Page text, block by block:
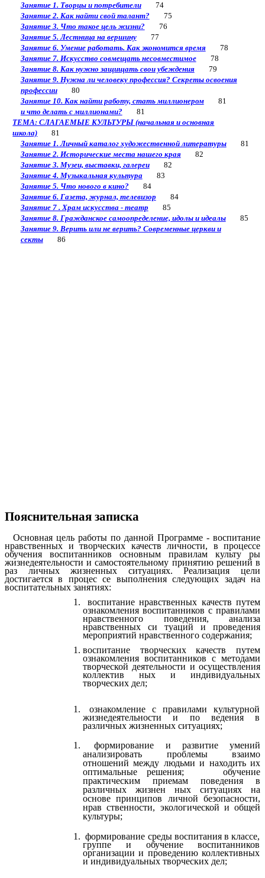
Занятие 1. Творцы и потребители74
Занятие 2. Как найти свой талант? 75
Занятие 3. Что такое цель жизни? 76
Занятие 5. Лестница на вершину77
Занятие 6. Умение работать. Как экономится время78
Занятие 7. Искусство совмещать несовместимое78
Занятие 8. Как нужно защищать свои убеждения79
Занятие 9. Нужна ли человеку профессия? Секреты освоения
профессии80
Занятие 10. Как найти работу, стать миллионером81
и что делать с миллионами? 81
ТЕМА: СЛАГАЕМЫЕ КУЛЬТУРЫ (начальная и основная
школа) 81
Занятие 1. Личный каталог художественной литературы81
Занятие 2. Исторические места нашего края82
Занятие 3. Музеи, выставки, галереи82
Занятие 4. Музыкальная культура83
Занятие 5. Что нового в кино? 84
Занятие 6. Газета, журнал, телевизор 84
Занятие 7 . Храм искусства - театр 85
Занятие 8. Гражданское самоопределение, идолы и идеалы85
Занятие 9. Верить или не верить? Современные церкви и
секты86
Пояснительная записка
Основная цель работы по данной Программе - воспитание
нравственных и творческих качеств личности, в процессе
обучения воспитанников основным правилам культу ры
жизнедеятельности и самостоятельному принятию решений в
раз личных жизненных ситуациях. Реализация цели
достигается в процес се выполнения следующих задач на
воспитательных занятиях:
воспитание нравственных качеств путем
ознакомления воспитанников с правилами
нравственного поведения, анализа
нравственных си туаций и проведения
мероприятий нравственного содержания;
воспитание творческих качеств путем
ознакомления воспитанников с методами
творческой деятельности и осуществления
коллектив ных и индивидуальных
творческих дел;
ознакомление с правилами культурной
жизнедеятельности и по ведения в
различных жизненных ситуациях;
формирование и развитие умений
анализировать проблемы взаимо
отношений между людьми и находить их
оптимальные решения; обучение
практическим приемам поведения в
различных жизнен ных ситуациях на
основе принципов личной безопасности,
нрав ственности, экологической и общей
культуры;
формирование среды воспитания в классе,
группе и обучение воспитанников
организации и проведению коллективных
и индивидуальных творческих дел;